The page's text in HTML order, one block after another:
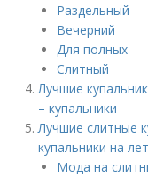
Раздельный
Вечерний
Для полных
Слитный
Лучшие
– купальники
Лучшие слитные
купальники на
Мода на